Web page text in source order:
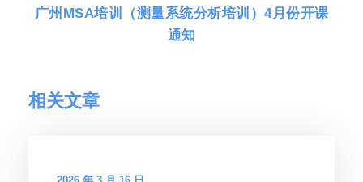
广州MSA培训（测量系统分析培训）4月份开课
通知
相关文章